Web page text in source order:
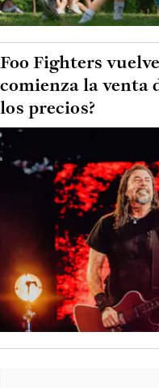
Foo Fighters
comienza la venta
los precios?